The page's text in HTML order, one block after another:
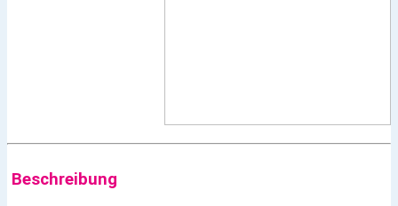
Beschreibung